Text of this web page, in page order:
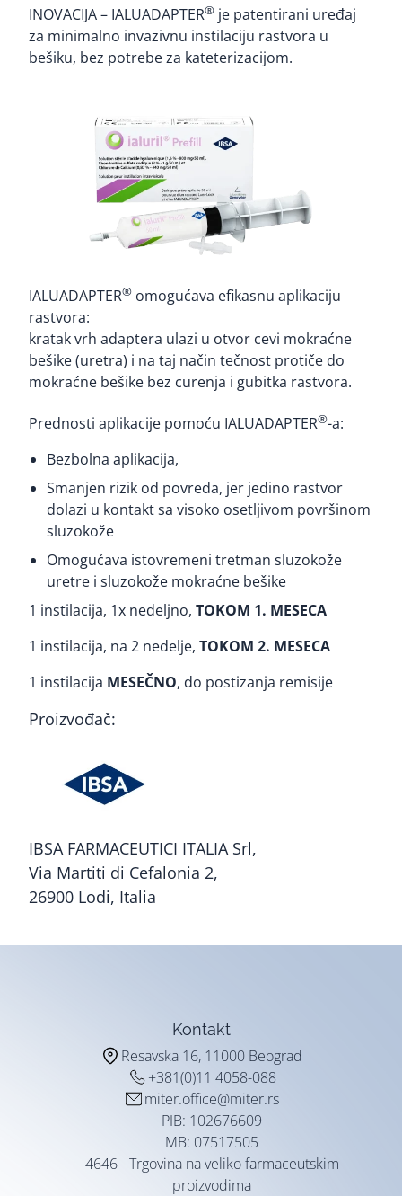
INOVACIJA – IALUADAPTER® je patentirani uređaj
za minimalno invazivnu instilaciju rastvora u
bešiku, bez potrebe za kateterizacijom.
IALUADAPTER® omogućava efikasnu aplikaciju
rastvora:
kratak vrh adaptera ulazi u otvor cevi mokraćne
bešike (uretra) i na taj način tečnost protiče do
mokraćne bešike bez curenja i gubitka rastvora.
Prednosti aplikacije pomoću IALUADAPTER®-a:
Bezbolna aplikacija,
Smanjen rizik od povreda, jer jedino rastvor
dolazi u kontakt sa visoko osetljivom površinom
sluzokože
Omogućava istovremeni tretman sluzokože
uretre i sluzokože mokraćne bešike
1 instilacija, 1x nedeljno, TOKOM 1. MESECA
1 instilacija, na 2 nedelje, TOKOM 2. MESECA
1 instilacija MESEČNO, do postizanja remisije
Proizvođač:
IBSA FARMACEUTICI ITALIA Srl,
Via Martiti di Cefalonia 2,
26900 Lodi, Italia
Kontakt
Resavska 16, 11000 Beograd
+381(0)11 4058-088
miter.office@miter.rs
PIB: 102676609
MB: 07517505
4646 - Trgovina na veliko farmaceutskim
proizvodima